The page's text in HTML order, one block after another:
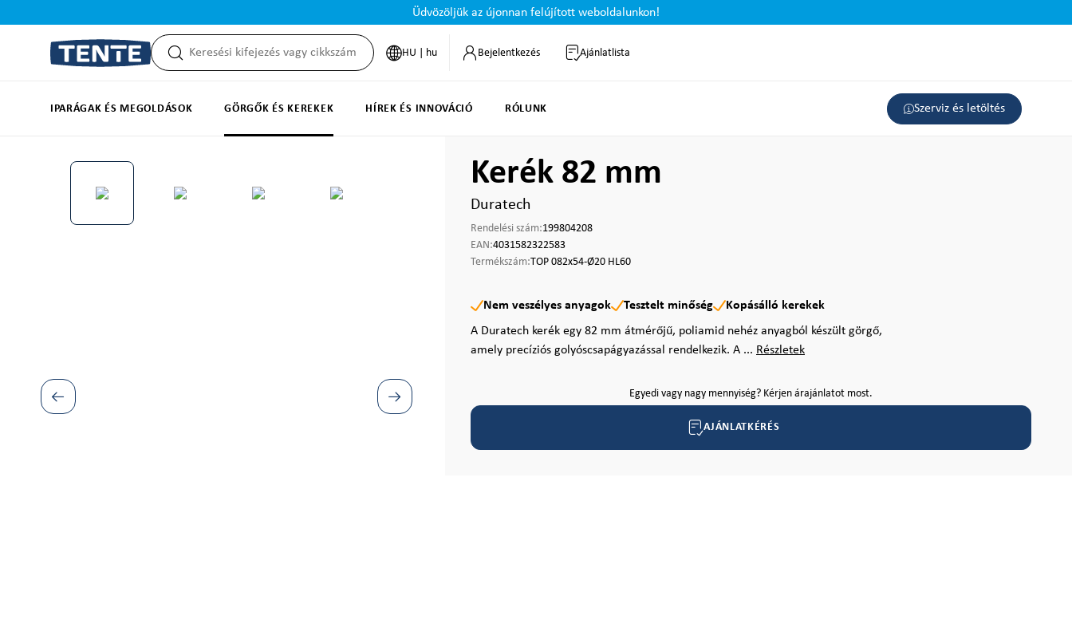
Üdvözöljük az újonnan felújított weboldalunkon!
HU | hu Bejelentkezés Ajánlatlista
IPARÁGAK ÉS MEGOLDÁSOK GÖRGŐK ÉS KEREKEK HÍREK ÉS INNOVÁCIÓ RÓLUNK Szerviz és letöltés
Képgaléria kihagyása Kerék 82 mm
Duratech
Rendelési szám:199804208
EAN:4031582322583
Termékszám:TOP 082x54-Ø20 HL60
Nem veszélyes anyagok Tesztelt minőség
Kopásálló kerekek
A Duratech kerék egy 82 mm átmérőjű, poliamid nehéz anyagból készült görgő,
amely precíziós golyóscsapágyazással rendelkezik. A ... Részletek
Egyedi vagy nagy mennyiség? Kérjen árajánlatot most.
AJÁNLATKÉRÉS